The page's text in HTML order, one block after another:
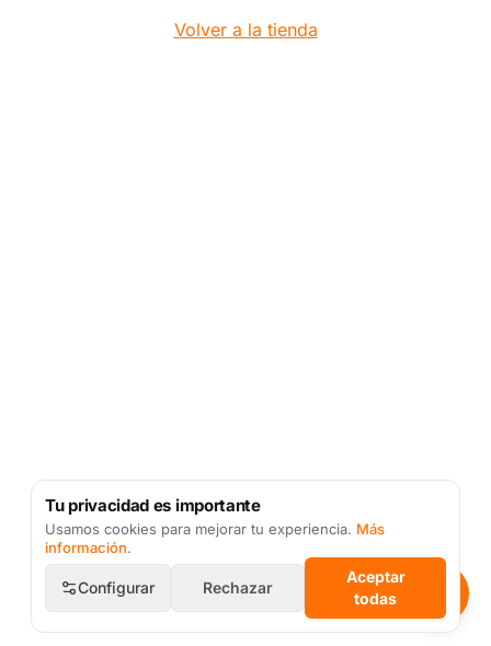
Tu privacidad es importante
Usamos cookies para mejorar tu experiencia. Más
información.
Configurar Rechazar
Aceptar
todas
Volver a la tienda